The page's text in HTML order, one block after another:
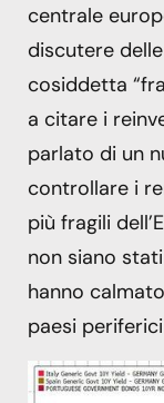
centrale
discutere
cosiddetta
a citare i
parlato di un
controllare i
più fragili
non siano
hanno
paesi